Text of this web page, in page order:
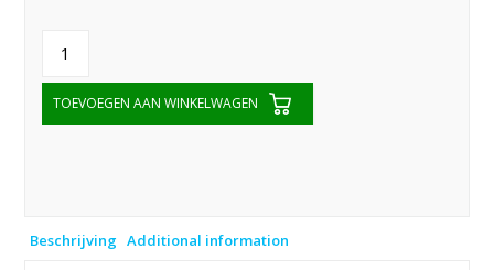
TOEVOEGEN AAN WINKELWAGEN
Beschrijving Additional information